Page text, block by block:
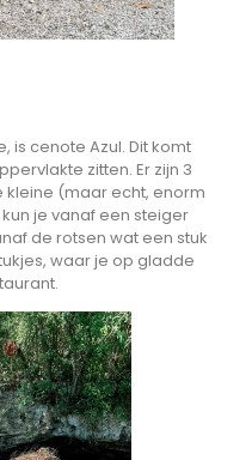
is cenote Azul. Dit komt
zitten. Er zijn 3
kleine (maar echt, enorm
je vanaf een steiger
de rotsen wat een stuk
waar je op gladde